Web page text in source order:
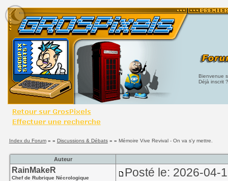
Bienvenue
Déjà inscrit
Index du Forum» » Discussions & Débats» » Mémoire Vive Revival - On va s'y mettre.
Auteur
RainMakeR
Chef de Rubrique Nécrologique Posté le: 2026-04-